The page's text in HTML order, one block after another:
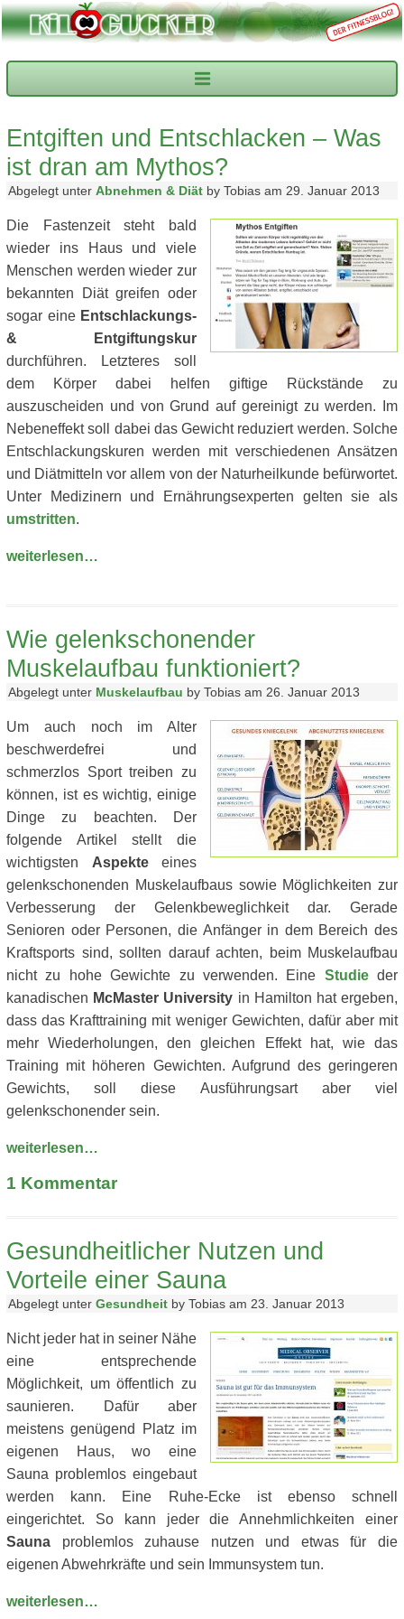
Entgiften und Entschlacken – Was
ist dran am Mythos?
Abgelegt unter Abnehmen & Diät by Tobias am 29. Januar 2013
Die Fastenzeit steht bald
wieder ins Haus und viele
Menschen werden wieder zur
bekannten Diät greifen oder
sogar eine Entschlackungs-
& Entgiftungskur
durchführen. Letzteres soll
dem Körper dabei helfen giftige Rückstände zu
auszuscheiden und von Grund auf gereinigt zu werden. Im
Nebeneffekt soll dabei das Gewicht reduziert werden. Solche
Entschlackungskuren werden mit verschiedenen Ansätzen
und Diätmitteln vor allem von der Naturheilkunde befürwortet.
Unter Medizinern und Ernährungsexperten gelten sie als
umstritten.
weiterlesen…
Wie gelenkschonender
Muskelaufbau funktioniert?
Abgelegt unter Muskelaufbau by Tobias am 26. Januar 2013
Um auch noch im Alter
beschwerdefrei und
schmerzlos Sport treiben zu
können, ist es wichtig, einige
Dinge zu beachten. Der
folgende Artikel stellt die
wichtigsten Aspekteeines
gelenkschonenden Muskelaufbaus sowie Möglichkeiten zur
Verbesserung der Gelenkbeweglichkeit dar. Gerade
Senioren oder Personen, die Anfänger in dem Bereich des
Kraftsports sind, sollten darauf achten, beim Muskelaufbau
nicht zu hohe Gewichte zu verwenden. Eine Studieder
kanadischen McMaster University in Hamilton hat ergeben,
dass das Krafttraining mit weniger Gewichten, dafür aber mit
mehr Wiederholungen, den gleichen Effekt hat, wie das
Training mit höheren Gewichten. Aufgrund des geringeren
Gewichts, soll diese Ausführungsart aber viel
gelenkschonender sein.
weiterlesen…
1 Kommentar
Gesundheitlicher Nutzen und
Vorteile einer Sauna
Abgelegt unter Gesundheit by Tobias am 23. Januar 2013
Nicht jeder hat in seiner Nähe
eine entsprechende
Möglichkeit, um öffentlich zu
saunieren. Dafür aber
meistens genügend Platz im
eigenen Haus, wo eine
Sauna problemlos eingebaut
werden kann. Eine Ruhe-Ecke ist ebenso schnell
eingerichtet. So kann jeder die Annehmlichkeiten einer
Sauna problemlos zuhause nutzen und etwas für die
eigenen Abwehrkräfte und sein Immunsystem tun.
weiterlesen…